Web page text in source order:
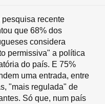
pesquisa recente
que 68% dos
considera
permissiva" a política
do país. E 75%
uma entrada, entre
"mais regulada" de
Só que, num país